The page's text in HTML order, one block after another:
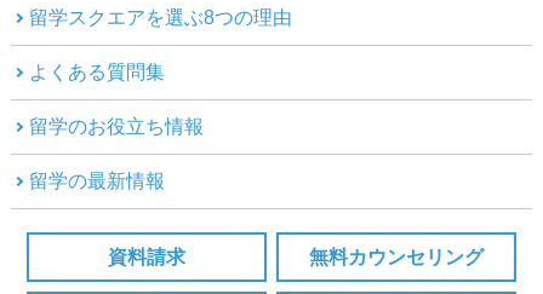
留学スクエアを選ぶ8つの理由
よくある質問集
留学のお役立ち情報
留学の最新情報
資料請求 無料カウンセリング